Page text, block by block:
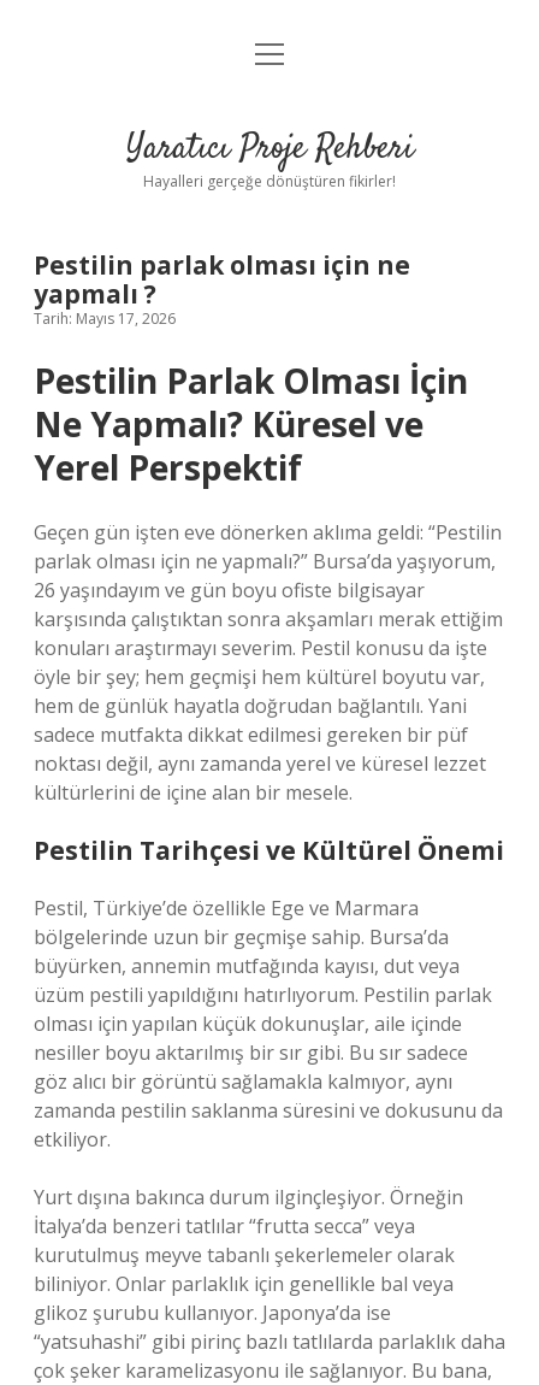
Anasayfa
Yasal Uyarı
menüyü
Yaratıcı Proje Rehberi
Hayalleri gerçeğe dönüştüren fikirler!
Pestilin parlak olması için ne
yapmalı ?
Tarih: Mayıs 17, 2026
Pestilin Parlak Olması İçin
Ne Yapmalı? Küresel ve
Yerel Perspektif
Geçen gün işten eve dönerken aklıma geldi: “Pestilin
parlak olması için ne yapmalı?” Bursa’da yaşıyorum,
26 yaşındayım ve gün boyu ofiste bilgisayar
karşısında çalıştıktan sonra akşamları merak ettiğim
konuları araştırmayı severim. Pestil konusu da işte
öyle bir şey; hem geçmişi hem kültürel boyutu var,
hem de günlük hayatla doğrudan bağlantılı. Yani
sadece mutfakta dikkat edilmesi gereken bir püf
noktası değil, aynı zamanda yerel ve küresel lezzet
kültürlerini de içine alan bir mesele.
Pestilin Tarihçesi ve Kültürel Önemi
Pestil, Türkiye’de özellikle Ege ve Marmara
bölgelerinde uzun bir geçmişe sahip. Bursa’da
büyürken, annemin mutfağında kayısı, dut veya
üzüm pestili yapıldığını hatırlıyorum. Pestilin parlak
olması için yapılan küçük dokunuşlar, aile içinde
nesiller boyu aktarılmış bir sır gibi. Bu sır sadece
göz alıcı bir görüntü sağlamakla kalmıyor, aynı
zamanda pestilin saklanma süresini ve dokusunu da
etkiliyor.
Yurt dışına bakınca durum ilginçleşiyor. Örneğin
İtalya’da benzeri tatlılar “frutta secca” veya
kurutulmuş meyve tabanlı şekerlemeler olarak
biliniyor. Onlar parlaklık için genellikle bal veya
glikoz şurubu kullanıyor. Japonya’da ise
“yatsuhashi” gibi pirinç bazlı tatlılarda parlaklık daha
çok şeker karamelizasyonu ile sağlanıyor. Bu bana,